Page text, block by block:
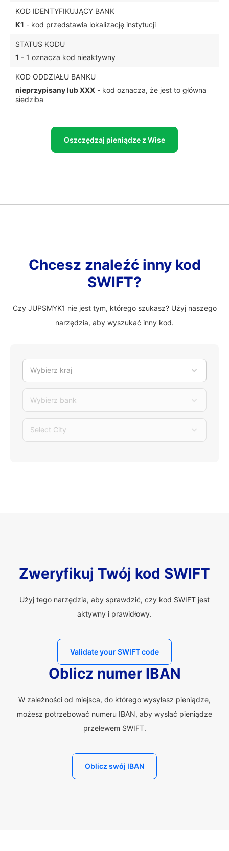
KOD IDENTYFIKUJĄCY BANK
K1 - kod przedstawia lokalizację instytucji
STATUS KODU
1 - 1 oznacza kod nieaktywny
KOD ODDZIAŁU BANKU
nieprzypisany lub XXX - kod oznacza, że jest to główna
siedziba
Oszczędzaj pieniądze z Wise
Chcesz znaleźć inny kod
SWIFT?
Czy JUPSMYK1 nie jest tym, którego szukasz? Użyj naszego
narzędzia, aby wyszukać inny kod.
Wybierz kraj
Wybierz bank
Select City
Zweryfikuj Twój kod SWIFT
Użyj tego narzędzia, aby sprawdzić, czy kod SWIFT jest
aktywny i prawidłowy.
Validate your SWIFT code
Oblicz numer IBAN
W zależności od miejsca, do którego wysyłasz pieniądze,
możesz potrzebować numeru IBAN, aby wysłać pieniądze
przelewem SWIFT.
Oblicz swój IBAN